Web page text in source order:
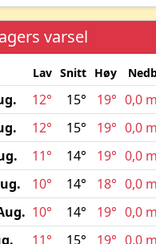
varsel
Lav Snitt Høy
12° 15° 19° 0,0
12° 15° 19° 0,0
11° 14° 19° 0,0
10° 14° 18° 0,0
10° 14° 19° 0,0
11° 15° 19° 0,0